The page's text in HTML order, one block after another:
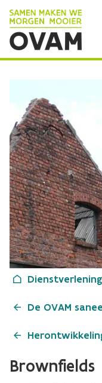
Skip to Main Content
Dienstverlening
De OVAM
Brownfields